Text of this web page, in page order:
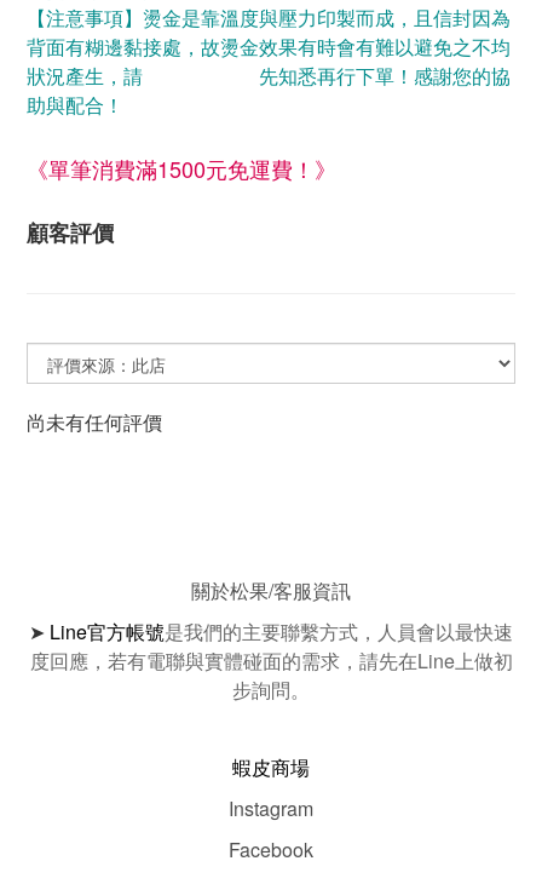
【注意事項】燙金是靠溫度與壓力印製而成，且信封因為
背面有糊邊黏接處， 故燙金效果有時會有難以避免之不均
狀況產生，請 先知悉再行下單！感謝您的協
助與配合！
《單筆消費滿1500元免運費！》
顧客評價
尚未有任何評價
關於松果/客服資訊
➤ Line官方帳號是我們的主要聯繫方式，人員會以最快速
度回應，若有電聯與實體碰面的需求，請先在Line上做初
步詢問。
蝦皮商場
Instagram
Facebook